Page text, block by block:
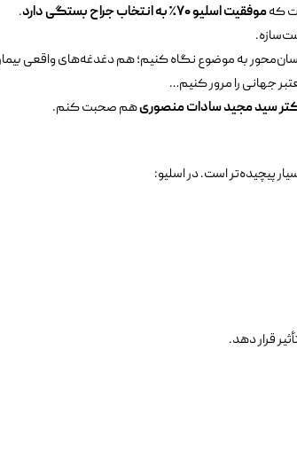
کهموفقیت اسلیو۷۰٪به انتخاب جراح بستگی دارد.
به موضوع نگاه کنیم؛ هم دغدغه‌های واقعی
جهانی را مرور کنیم…
سید مجید سادات منصوریهم صحبت کنم.
پیچیده‌تر است. در اسلیو:
قرار دهد.